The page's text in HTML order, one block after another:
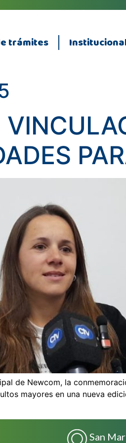
trámites
de Newcom, la
mayores en una nueva
San